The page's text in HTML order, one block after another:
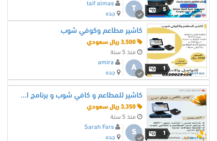
5
T
taif almas
جده
1
كاشير مطاعم وكوفي شوب
منذ 5 سنة
A
amira
جده
1
كاشير للمطاعم و كافي شوب و برنامج اداره المطاعم
منذ 5 سنة
S
Sarah Fars
جده